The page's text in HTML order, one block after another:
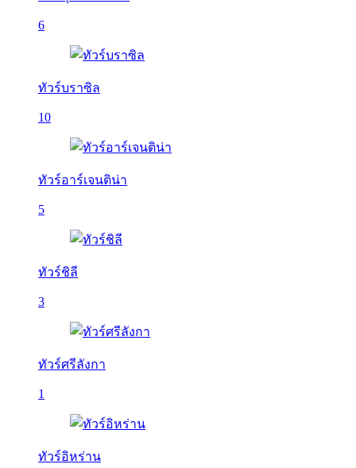
6
ทัวร์บราซิล
10
ทัวร์อาร์เจนติน่า
5
ทัวร์ชิลี
3
ทัวร์ศรีลังกา
1
ทัวร์อิหร่าน